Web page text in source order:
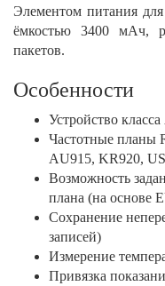
Элементом питания
ёмкостью 3400 мАч,
пакетов.
Особенности
Устройство
Частотные планы
AU915, KR920,
Возможность
плана (на основе
Сохранение
записей)
Измерение
Привязка